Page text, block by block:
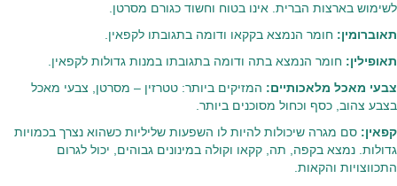
לשימוש בארצות הברית. אינו בטוח וחשוד כגורם מסרטן.
תאוברומין: חומר הנמצא בקקאו ודומה בתגובתו לקפאין.
תאופילין: חומר הנמצא בתה ודומה בתגובתו במנות גדולות לקפאין.
צבעי מאכל מלאכותיים: המזיקים ביותר: טטרזין – מסרטן, צבעי מאכל
בצבע צהוב, כסף וכחול מסוכנים ביותר.
קפאין: סם מגרה שיכולות להיות לו השפעות שליליות כשהוא נצרך בכמויות
גדולות. נמצא בקפה, תה, קקאו וקולה במינונים גבוהים, יכול לגרום
התכווצויות והקאות.